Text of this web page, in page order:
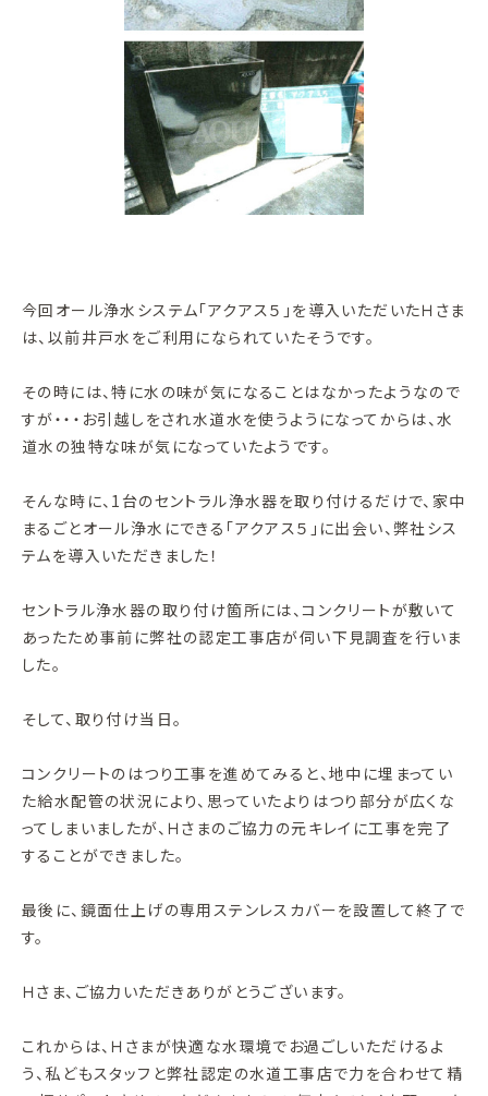
今回オール浄水システム「アクアス５」を導入いただいたＨさま
は、以前井戸水をご利用になられていたそうです。
その時には、特に水の味が気になることはなかったようなので
すが・・・お引越しをされ水道水を使うようになってからは、水
道水の独特な味が気になっていたようです。
そんな時に、1台のセントラル浄水器を取り付けるだけで、家中
まるごとオール浄水にできる「アクアス５」に出会い、弊社シス
テムを導入いただきました！
セントラル浄水器の取り付け箇所には、コンクリートが敷いて
あったため事前に弊社の認定工事店が伺い下見調査を行いま
した。
そして、取り付け当日。
コンクリートのはつり工事を進めてみると、地中に埋まってい
た給水配管の状況により、思っていたよりはつり部分が広くな
ってしまいましたが、Ｈさまのご協力の元キレイに工事を完了
することができました。
最後に、鏡面仕上げの専用ステンレスカバーを設置して終了で
す。
Ｈさま、ご協力いただきありがとうございます。
これからは、Ｈさまが快適な水環境でお過ごしいただけるよ
う、私どもスタッフと弊社認定の水道工事店で力を合わせて精